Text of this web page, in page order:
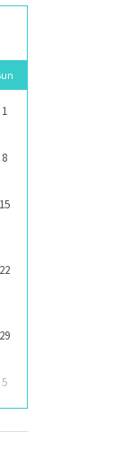
1
8
15
περίγραμμα
22
29
5